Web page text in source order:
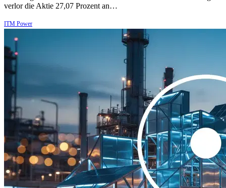
verlor die Aktie 27,07 Prozent an…
ITM Power